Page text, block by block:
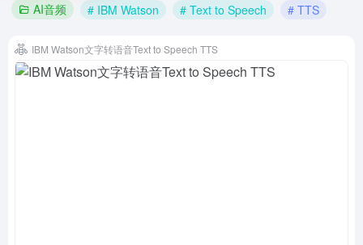
AI音频 # IBM Watson # Text to Speech # TTS
IBM Watson文字转语音Text to Speech TTS